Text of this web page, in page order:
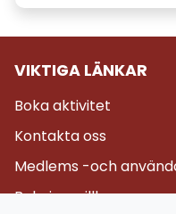
VIKTIGA LÄNKAR
Boka aktivitet
Kontakta oss
Medlems -och
Bokningsvillkor